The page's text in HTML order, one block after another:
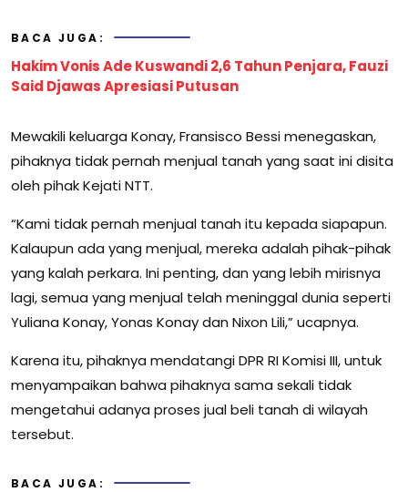
BACA JUGA:
Hakim Vonis Ade Kuswandi 2,6 Tahun Penjara, Fauzi
Said Djawas Apresiasi Putusan
Mewakili keluarga Konay, Fransisco Bessi menegaskan,
pihaknya tidak pernah menjual tanah yang saat ini disita
oleh pihak Kejati NTT.
“Kami tidak pernah menjual tanah itu kepada siapapun.
Kalaupun ada yang menjual, mereka adalah pihak-pihak
yang kalah perkara. Ini penting, dan yang lebih mirisnya
lagi, semua yang menjual telah meninggal dunia seperti
Yuliana Konay, Yonas Konay dan Nixon Lili,” ucapnya.
Karena itu, pihaknya mendatangi DPR RI Komisi III, untuk
menyampaikan bahwa pihaknya sama sekali tidak
mengetahui adanya proses jual beli tanah di wilayah
tersebut.
BACA JUGA: